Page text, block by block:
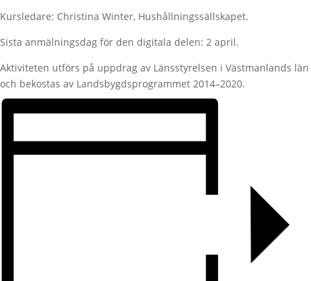
Kursledare: Christina Winter, Hushållningssällskapet.
Sista anmälningsdag för den digitala delen: 2 april.
Aktiviteten utförs på uppdrag av Länsstyrelsen i Västmanlands län
och bekostas av Landsbygdsprogrammet 2014–2020.